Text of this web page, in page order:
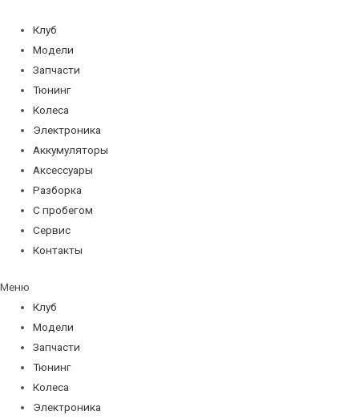
содержимому
Клуб
Модели
Запчасти
Тюнинг
Колеса
Электроника
Аккумуляторы
Аксессуары
Разборка
С пробегом
Сервис
Контакты
Меню
Клуб
Модели
Запчасти
Тюнинг
Колеса
Электроника